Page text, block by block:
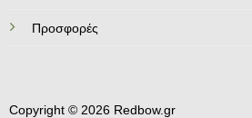
Προσφορές
Copyright © 2026 Redbow.gr